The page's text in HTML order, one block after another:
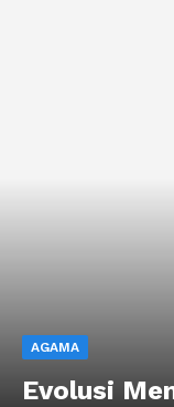
AGAMA
Evolusi